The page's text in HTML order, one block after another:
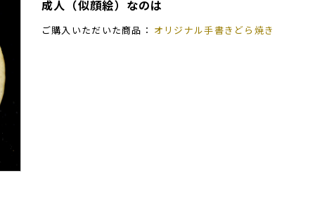
成人（似顔絵）なのは
ご購入いただいた商品： オリジナル手書きどら焼き